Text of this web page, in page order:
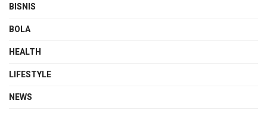
BISNIS
BOLA
HEALTH
LIFESTYLE
NEWS